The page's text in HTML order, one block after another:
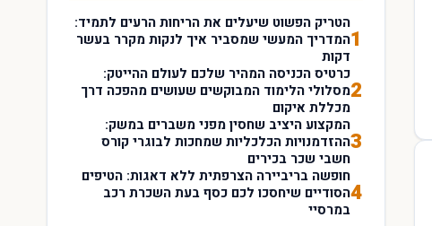
1
הטריק הפשוט שיעלים את הריחות הרעים לתמיד:
המדריך המעשי שמסביר איך לנקות מקרר בעשר
דקות
2
כרטיס הכניסה המהיר שלכם לעולם ההייטק:
מסלולי הלימוד המבוקשים שעושים מהפכה דרך
מכללת איקום
3
המקצוע היציב שחסין מפני משברים במשק:
ההזדמנויות הכלכליות שמחכות לבוגרי קורס
חשבי שכר בכירים
4
חופשה בריביירה הצרפתית ללא דאגות: הטיפים
הסודיים שיחסכו לכם כסף בעת השכרת רכב
במרסיי